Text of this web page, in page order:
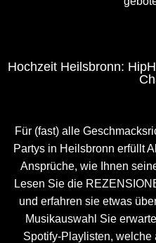
Hochzeit Heilsbronn:
Für (fast) alle
Partys in Heilsbronn erfüllt
Ansprüche, wie Ihnen
Lesen Sie die
und erfahren sie etwas
Musikauswahl Sie
Spotify-Playlisten, welche